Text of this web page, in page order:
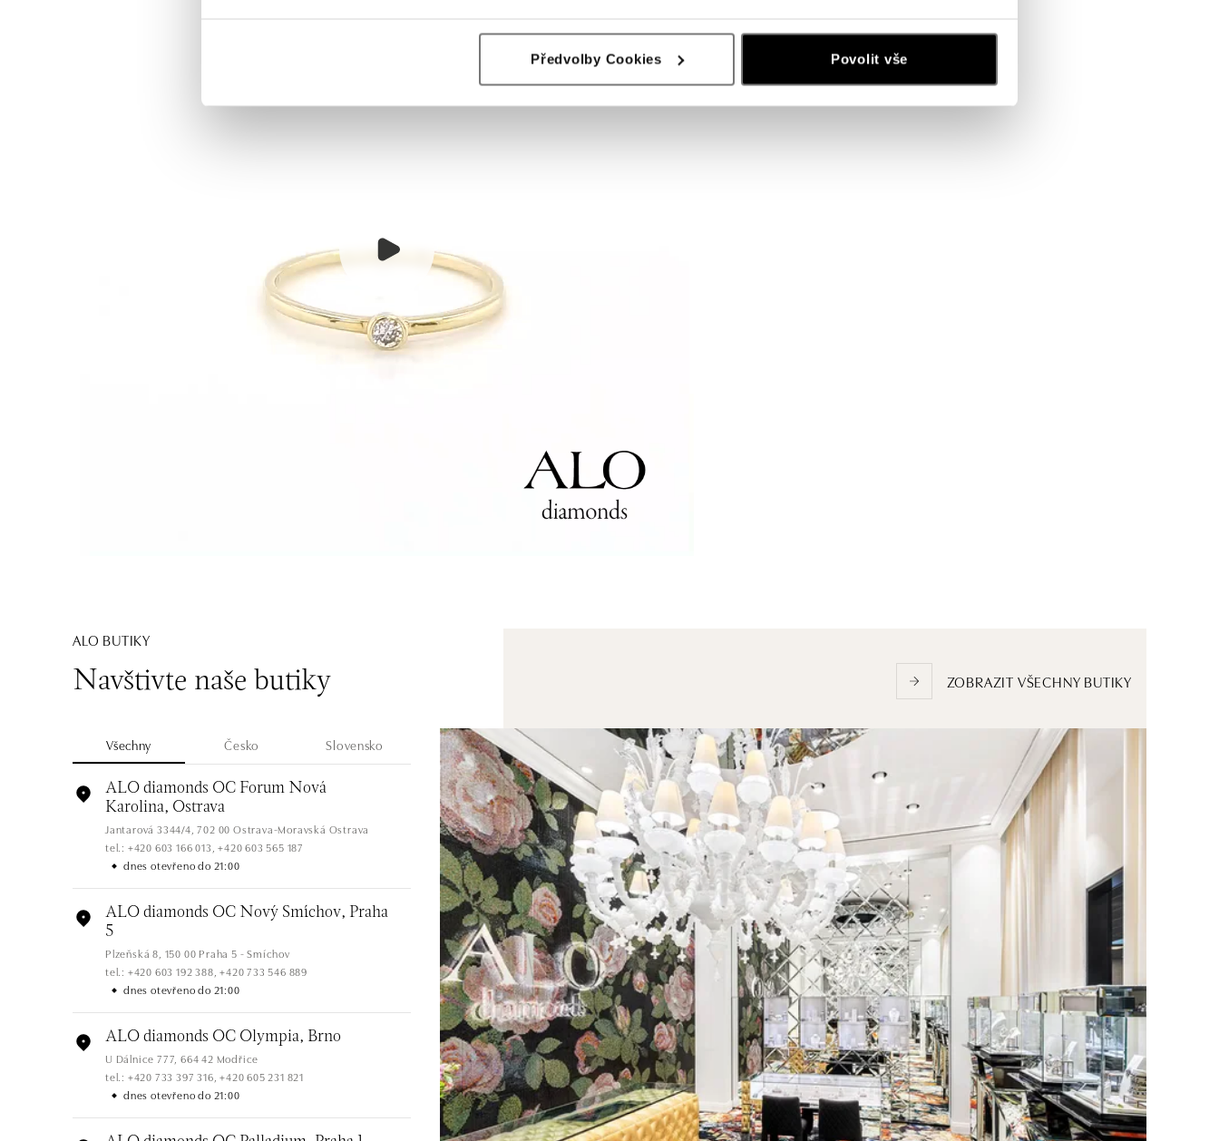
Předvolby Cookies Povolit vše
ALO BUTIKY
Navštivte naše butiky ZOBRAZIT VŠECHNY BUTIKY
Všechny Česko Slovensko
ALO diamonds OC Forum Nová
Karolina, Ostrava
Jantarová 3344/4, 702 00 Ostrava-Moravská Ostrava
tel.: +420 603 166 013, +420 603 565 187
dnes otevřeno do 21:00
ALO diamonds OC Nový Smíchov, Praha
5
Plzeňská 8, 150 00 Praha 5 - Smíchov
tel.: +420 603 192 388, +420 733 546 889
dnes otevřeno do 21:00
ALO diamonds OC Olympia, Brno
U Dálnice 777, 664 42 Modřice
tel.: +420 733 397 316, +420 605 231 821
dnes otevřeno do 21:00